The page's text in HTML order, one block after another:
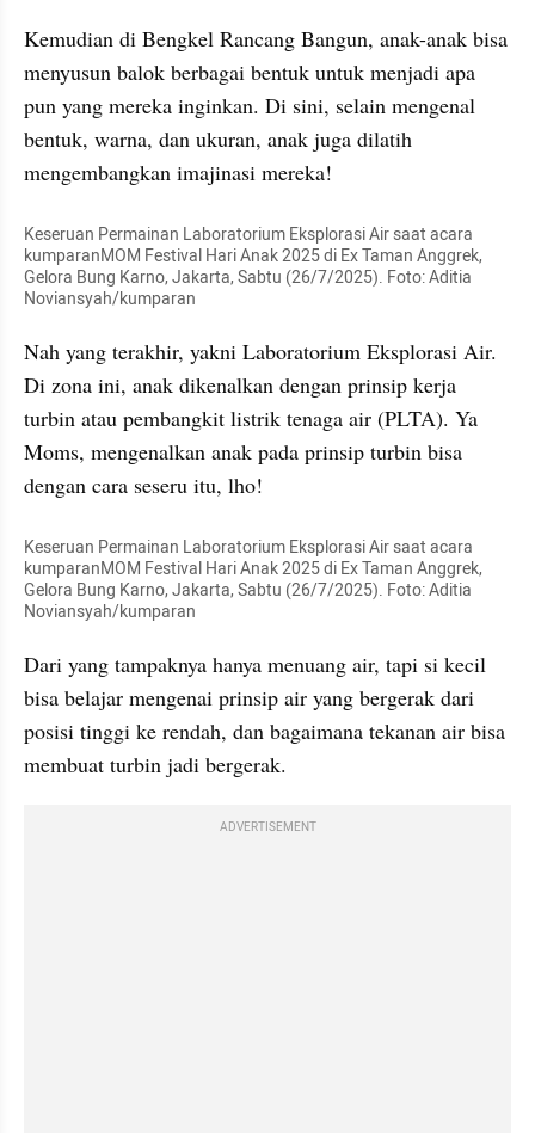
Kemudian di Bengkel Rancang Bangun, anak-anak bisa
menyusun balok berbagai bentuk untuk menjadi apa
pun yang mereka inginkan. Di sini, selain mengenal
bentuk, warna, dan ukuran, anak juga dilatih
mengembangkan imajinasi mereka!
Keseruan Permainan Laboratorium Eksplorasi Air saat acara
kumparanMOM Festival Hari Anak 2025 di Ex Taman Anggrek,
Gelora Bung Karno, Jakarta, Sabtu (26/7/2025). Foto: Aditia
Noviansyah/kumparan
Nah yang terakhir, yakni Laboratorium Eksplorasi Air.
Di zona ini, anak dikenalkan dengan prinsip kerja
turbin atau pembangkit listrik tenaga air (PLTA). Ya
Moms, mengenalkan anak pada prinsip turbin bisa
dengan cara seseru itu, lho!
Keseruan Permainan Laboratorium Eksplorasi Air saat acara
kumparanMOM Festival Hari Anak 2025 di Ex Taman Anggrek,
Gelora Bung Karno, Jakarta, Sabtu (26/7/2025). Foto: Aditia
Noviansyah/kumparan
Dari yang tampaknya hanya menuang air, tapi si kecil
bisa belajar mengenai prinsip air yang bergerak dari
posisi tinggi ke rendah, dan bagaimana tekanan air bisa
membuat turbin jadi bergerak.
ADVERTISEMENT